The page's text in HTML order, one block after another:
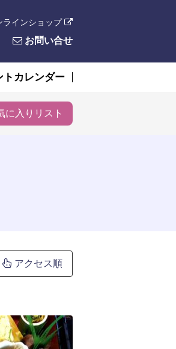
ラインショップ
お問い合せ
トカレンダー
に入りリスト
アクセス順